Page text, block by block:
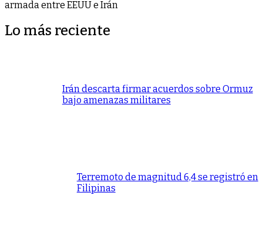
armada entre EEUU e Irán
Lo más reciente
Irán descarta firmar acuerdos sobre Ormuz
bajo amenazas militares
Terremoto de magnitud 6,4 se registró en
Filipinas